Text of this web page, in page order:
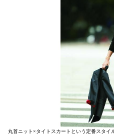
丸首ニット×タイトスカートという定番スタ